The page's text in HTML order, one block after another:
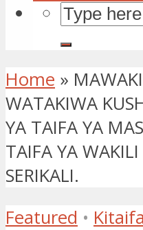
Home »
WATAKIWA
YA TAIFA YA
TAIFA YA
SERIKALI.
Featured • Kitaifa